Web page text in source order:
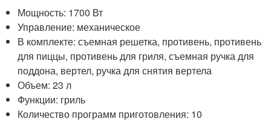
Мощность: 1700 Вт
Управление: механическое
В комплекте: съемная решетка, противень, противень
для пиццы, противень для гриля, съемная ручка для
поддона, вертел, ручка для снятия вертела
Объем: 23 л
Функции: гриль
Количество программ приготовления: 10